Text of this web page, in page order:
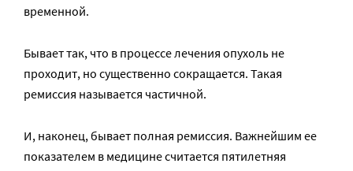
временной.
Бывает так, что в процессе лечения опухоль не
проходит, но существенно сокращается. Такая
ремиссия называется частичной.
И, наконец, бывает полная ремиссия. Важнейшим ее
показателем в медицине считается пятилетняя